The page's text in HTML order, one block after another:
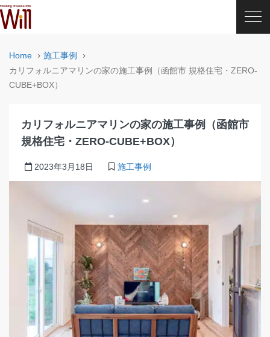
Home
施工事例
カリフォルニアマリンの家の施工事例（函館市 規格住宅・ZERO-
CUBE+BOX）
カリフォルニアマリンの家の施工事例（函館市
規格住宅・ZERO-CUBE+BOX）
2023年3月18日 施工事例